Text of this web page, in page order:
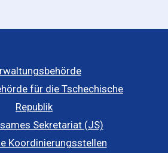
für die Tschechische
Republik
Sekretariat (JS)
Koordinierungsstellen